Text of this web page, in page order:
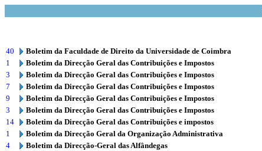
40
Boletim da Faculdade de Direito da Universidade de Coimbra
1
Boletim da Direcção Geral das Contribuições e Impostos
3
Boletim da Direcção Geral das Contribuições e Impostos
7
Boletim da Direcção Geral das Contribuições e Impostos
9
Boletim da Direcção Geral das Contribuições e Impostos
3
Boletim da Direcção Geral das Contribuições e Impostos
14
Boletim da Direcção Geral das Contribuições e impostos
1
Boletim da Direcção Geral da Organização Administrativa
4
Boletim da Direcção-Geral das Alfândegas